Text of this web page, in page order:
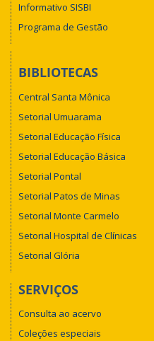
Informativo SISBI
Programa de Gestão
BIBLIOTECAS
Central Santa Mônica
Setorial Umuarama
Setorial Educação Física
Setorial Educação Básica
Setorial Pontal
Setorial Patos de Minas
Setorial Monte Carmelo
Setorial Hospital de Clínicas
Setorial Glória
SERVIÇOS
Consulta ao acervo
Coleções especiais